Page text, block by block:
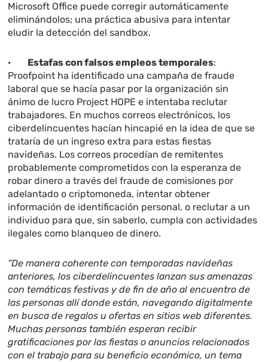
Microsoft Office puede corregir automáticamente
eliminándolos; una práctica abusiva para intentar
eludir la detección del sandbox.
· Estafas con falsos empleos temporales:
Proofpoint ha identificado una campaña de fraude
laboral que se hacía pasar por la organización sin
ánimo de lucro Project HOPE e intentaba reclutar
trabajadores. En muchos correos electrónicos, los
ciberdelincuentes hacían hincapié en la idea de que se
trataría de un ingreso extra para estas fiestas
navideñas. Los correos procedían de remitentes
probablemente comprometidos con la esperanza de
robar dinero a través del fraude de comisiones por
adelantado o criptomoneda, intentar obtener
información de identificación personal, o reclutar a un
individuo para que, sin saberlo, cumpla con actividades
ilegales como blanqueo de dinero.
“De manera coherente con temporadas navideñas
anteriores, los ciberdelincuentes lanzan sus amenazas
con temáticas festivas y de fin de año al encuentro de
las personas allí donde están, navegando digitalmente
en busca de regalos u ofertas en sitios web diferentes.
Muchas personas también esperan recibir
gratificaciones por las fiestas o anuncios relacionados
con el trabajo para su beneficio económico, un tema